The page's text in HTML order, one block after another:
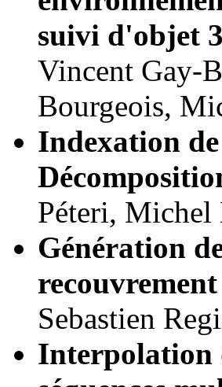
suivi d'objet
Vincent Gay-
Bourgeois,
Indexation
Péteri, Michel
Génération
recouvrement
Sebastien
Interpolation